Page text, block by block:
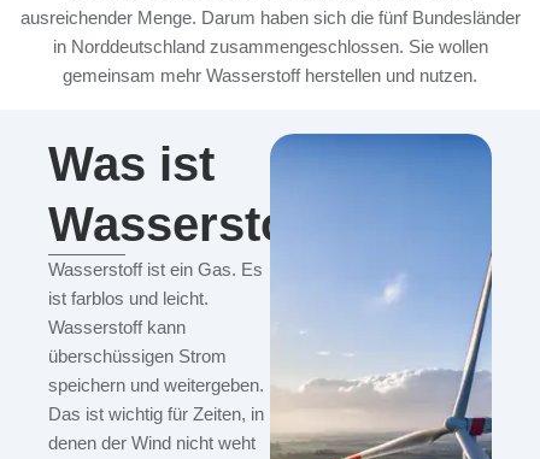
ausreichender Menge. Darum haben sich die fünf Bundesländer
in Norddeutschland zusammengeschlossen. Sie wollen
gemeinsam mehr Wasserstoff herstellen und nutzen.
Was ist
Wasserstoff?
Wasserstoff ist ein Gas. Es
ist farblos und leicht.
Wasserstoff kann
überschüssigen Strom
speichern und weitergeben.
Das ist wichtig für Zeiten, in
denen der Wind nicht weht